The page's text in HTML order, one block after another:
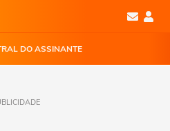
DO ASSINANTE